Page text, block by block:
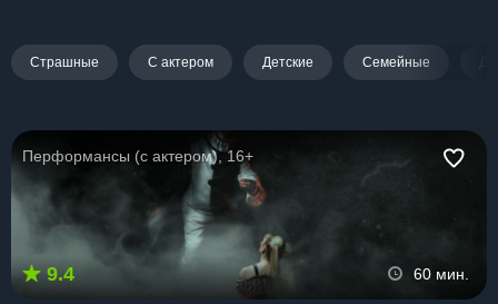
Страшные С актером Детские Семейные
Перформансы (с актером), 16+
9.4 60 мин.